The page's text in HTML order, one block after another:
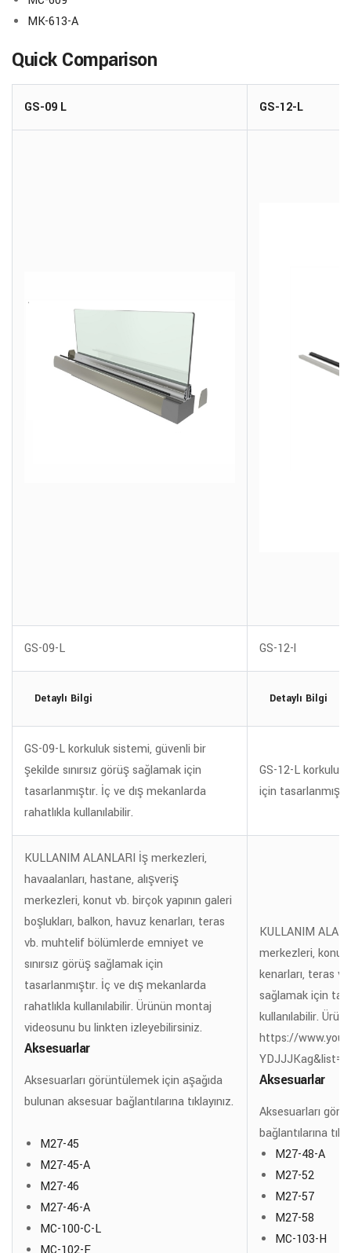
MK-613-A
Quick Comparison
GS-09 L GS-12-L
GS-09-L GS-12-l
Detaylı Bilgi Detaylı Bilgi
GS-09-L korkuluk sistemi, güvenli bir
şekilde sınırsız görüş sağlamak için
tasarlanmıştır. İç ve dış mekanlarda
rahatlıkla kullanılabilir.
GS-12-L korkuluk
için
KULLANIM ALANLARI İş merkezleri,
havaalanları, hastane, alışveriş
merkezleri, konut vb. birçok yapının galeri
boşlukları, balkon, havuz kenarları, teras
vb. muhtelif bölümlerde emniyet ve
sınırsız görüş sağlamak için
tasarlanmıştır. İç ve dış mekanlarda
rahatlıkla kullanılabilir. Ürünün montaj
videosunu bu linkten izleyebilirsiniz.
Aksesuarlar
Aksesuarları görüntülemek için aşağıda
bulunan aksesuar bağlantılarına tıklayınız.
M27-45
M27-45-A
M27-46
M27-46-A
MC-100-C-L
KULLANIM
merkezleri, konut
kenarları, teras
sağlamak için
kullanılabilir.
https://
Aksesuarlar
Aksesuarları
bağlantılarına
M27-48-A
M27-52
M27-57
M27-58
MC-103-H